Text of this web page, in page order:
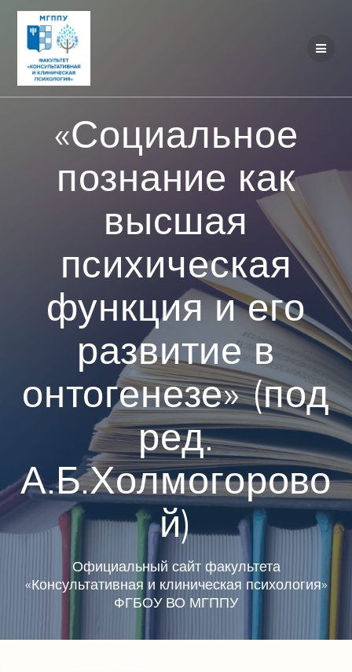
«Социальное
познание как
высшая
психическая
функция и его
развитие в
онтогенезе» (под
ред.
А.Б.Холмогорово
й)
Официальный сайт факультета
«Консультативная и клиническая психология»
ФГБОУ ВО МГППУ